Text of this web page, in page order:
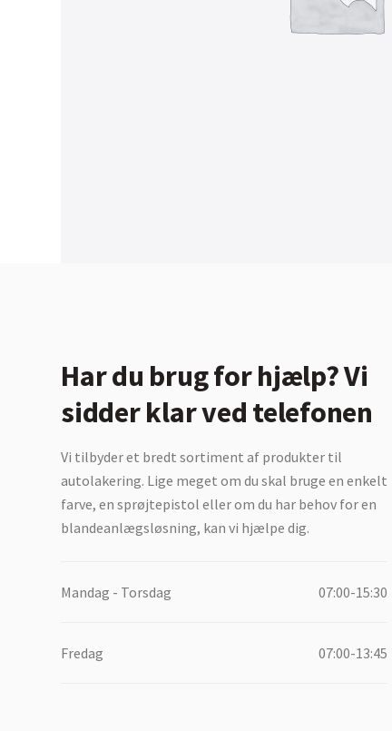
Har du brug for hjælp? Vi
sidder klar ved telefonen
Vi tilbyder et bredt sortiment af produkter til
autolakering. Lige meget om du skal bruge en enkelt
farve, en sprøjtepistol eller om du har behov for en
blandeanlægsløsning, kan vi hjælpe dig.
Mandag - Torsdag 07:00-15:30
Fredag 07:00-13:45